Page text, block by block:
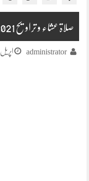
صلاۃ عشاء و تراویح 2021-04-25
administrator اپریل 25, 2021